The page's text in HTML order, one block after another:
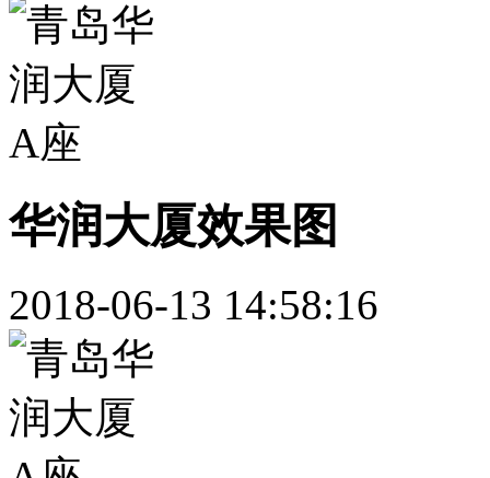
华润大厦效果图
2018-06-13 14:58:16